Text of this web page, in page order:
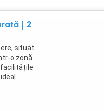
| 2
situat
o zonă